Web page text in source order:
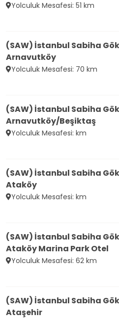
Yolculuk Mesafesi: 51 km
(SAW) İstanbul Sabiha
Arnavutköy
Yolculuk Mesafesi: 70 km
(SAW) İstanbul Sabiha
Arnavutköy/Beşiktaş
Yolculuk Mesafesi: km
(SAW) İstanbul Sabiha
Ataköy
Yolculuk Mesafesi: km
(SAW) İstanbul Sabiha
Ataköy Marina Park Otel
Yolculuk Mesafesi: 62 km
(SAW) İstanbul Sabiha
Ataşehir